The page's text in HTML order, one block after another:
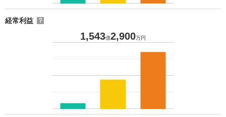
経常利益 ？
1,543億2,900万円